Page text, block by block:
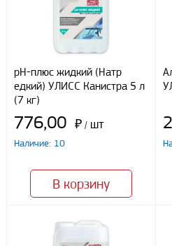
Южный федеральный округ
Способы оплаты
При получении груза
Безналичный расчет
Я даю свое согласие ООО
Политикой
Отправить
рН-плюс жидкий (Натр
едкий) УЛИСС Канистра 5 л
(7 кг)
776,00 ₽ / шт
Наличие: 10
В корзину